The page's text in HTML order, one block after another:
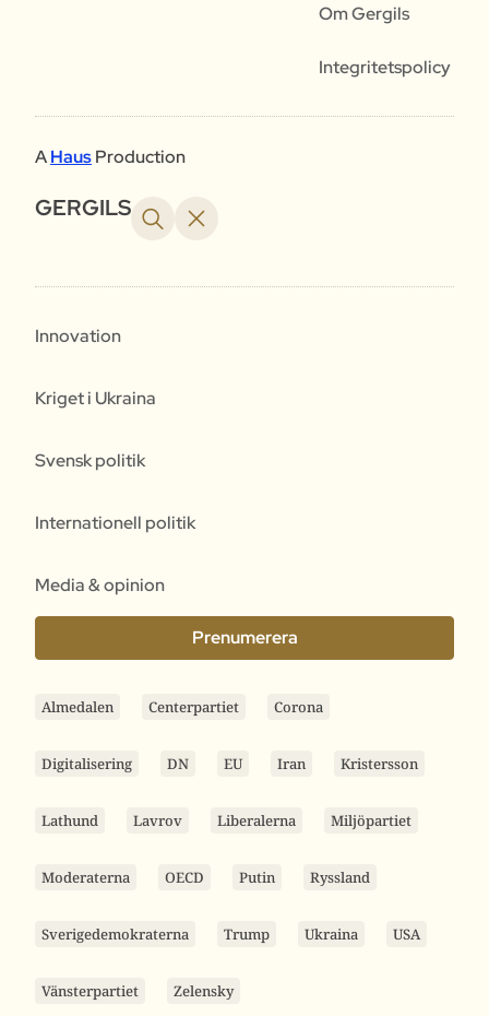
Om Gergils
Integritetspolicy
AHausProduction
GERGILS
Innovation
Kriget i Ukraina
Svensk politik
Internationell politik
Media & opinion
Prenumerera
Almedalen Centerpartiet Corona
Digitalisering DN EU Iran Kristersson
Lathund Lavrov Liberalerna Miljöpartiet
Moderaterna OECD Putin Ryssland
Sverigedemokraterna Trump Ukraina USA
Vänsterpartiet Zelensky